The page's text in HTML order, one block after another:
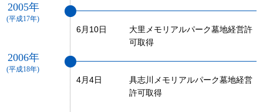
2005年
(平成17年)
6月10日
大里メモリアルパーク墓地経営許
可取得
2006年
(平成18年)
4月4日
具志川メモリアルパーク墓地経営
許可取得